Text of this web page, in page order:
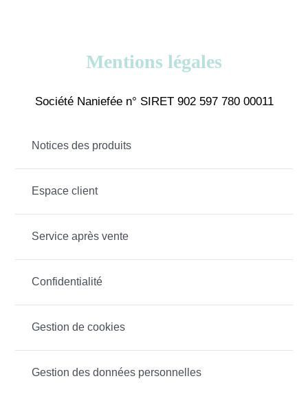
Mentions légales
Société Naniefée n° SIRET 902 597 780 00011
Notices des produits
Espace client
Service après vente
Confidentialité
Gestion de cookies
Gestion des données personnelles